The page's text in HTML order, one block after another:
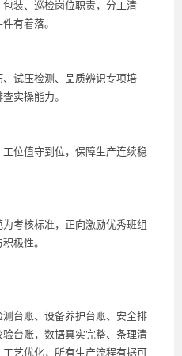
装、巡检岗位职责，分工清
有着落。
试压检测、品质辨识专项培
实操能力。
位值守到位，保障生产连续稳
考核标准，正向激励优秀班组
极性。
台账、设备养护台账、安全排
台账，数据真实完整、条理清
艺优化，所有生产流程有据可